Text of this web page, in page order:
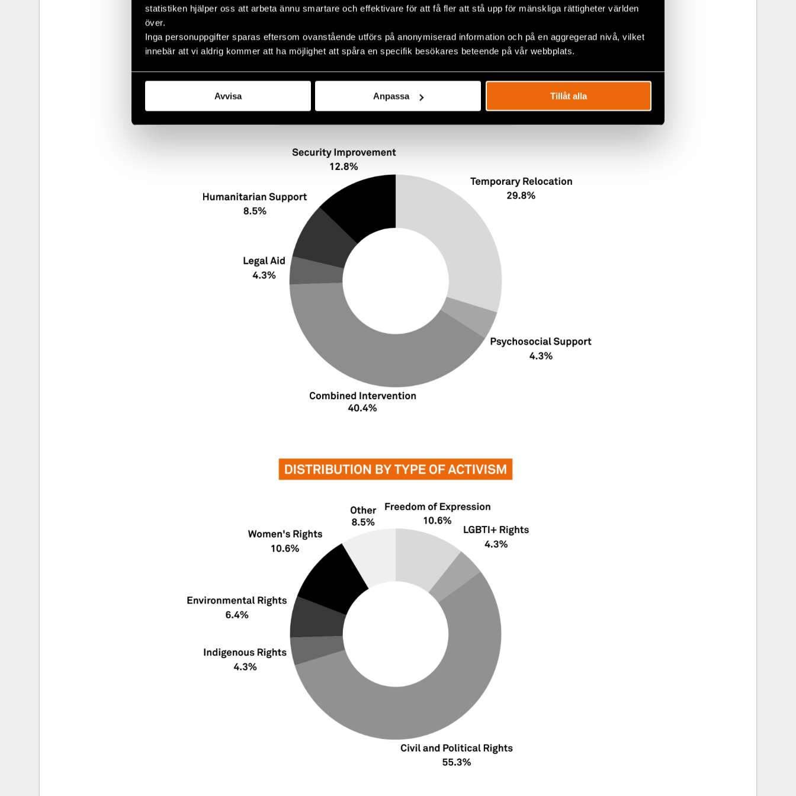
statistiken hjälper oss att arbeta ännu smartare och effektivare för att få fler att stå upp för mänskliga rättigheter världen
över.
Inga personuppgifter sparas eftersom ovanstående utförs på anonymiserad information och på en aggregerad nivå, vilket
innebär att vi aldrig kommer att ha möjlighet att spåra en specifik besökares beteende på vår webbplats.
Avvisa Anpassa Tillåt alla
världen. När en hotfull situation uppstår kan Civil Rights Defenders Akutfond ge
Under 2023 gav fonden stöd till 254 människorättsförsvarare och deras
familjemedlemmar i 5 olika länder i Latinamerika och Karibien, genom totalt 47